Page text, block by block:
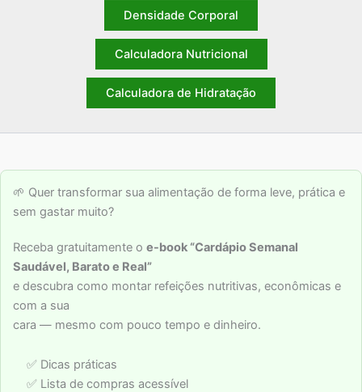
Densidade Corporal
Calculadora Nutricional
Calculadora de Hidratação
🌱 Quer transformar sua alimentação de forma leve, prática e
sem gastar muito?
Receba gratuitamente o e-book “Cardápio Semanal
Saudável, Barato e Real”
e descubra como montar refeições nutritivas, econômicas e
com a sua
cara — mesmo com pouco tempo e dinheiro.
✅ Dicas práticas
✅ Lista de compras acessível